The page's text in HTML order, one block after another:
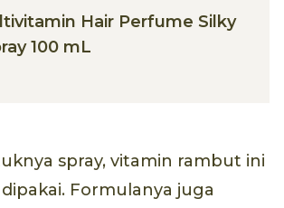
Hair Perfume Silky
100 mL
spray, vitamin rambut ini
Formulanya juga